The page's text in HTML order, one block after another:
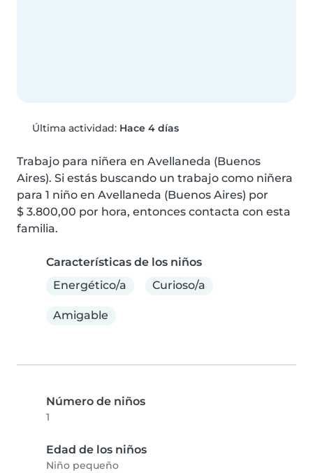
Última actividad: Hace 4 días
Trabajo para niñera en Avellaneda (Buenos
Aires). Si estás buscando un trabajo como niñera
para 1 niño en Avellaneda (Buenos Aires) por
$ 3.800,00 por hora, entonces contacta con esta
familia.
Características de los niños
Energético/a
Curioso/a
Amigable
Número de niños
1
Edad de los niños
Niño pequeño